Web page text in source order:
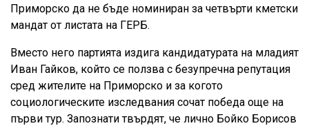
Приморско да не бъде номиниран за четвърти кметски
мандат от листата на ГЕРБ.
Вместо него партията издига кандидатурата на младият
Иван Гайков, който се ползва с безупречна репутация
сред жителите на Приморско и за когото
социологическите изследвания сочат победа още на
първи тур. Запознати твърдят, че лично Бойко Борисов